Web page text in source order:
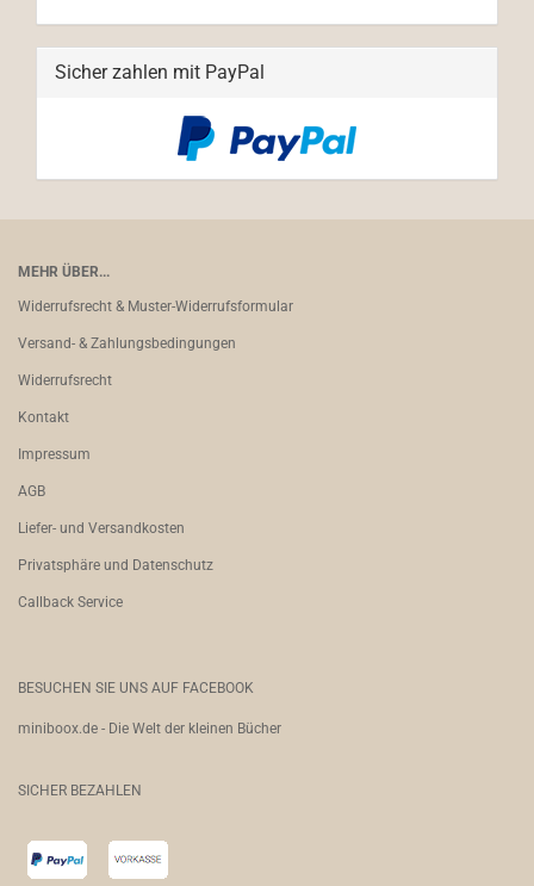
Sicher zahlen mit PayPal
MEHR ÜBER...
Widerrufsrecht & Muster-Widerrufsformular
Versand- & Zahlungsbedingungen
Widerrufsrecht
Kontakt
Impressum
AGB
Liefer- und Versandkosten
Privatsphäre und Datenschutz
Callback Service
BESUCHEN SIE UNS AUF FACEBOOK
miniboox.de - Die Welt der kleinen Bücher
SICHER BEZAHLEN